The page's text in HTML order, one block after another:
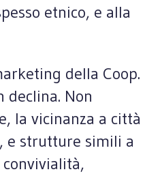
etnico, e alla
della Coop.
declina. Non
la vicinanza a città
e strutture simili a